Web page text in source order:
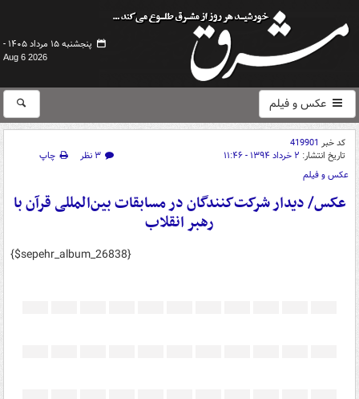
پنجشنبه ۱۵ مرداد ۱۴۰۵ -
Aug 6 2026
عکس و فیلم
کد خبر 419901
تاریخ انتشار: ۲ خرداد ۱۳۹۴ - ۱۱:۴۶ ۳ نظر
چاپ
عکس و فیلم
عکس/ دیدار شرکت‌کنندگان در مسابقات بین‌المللی قرآن با
رهبر انقلاب
{$sepehr_album_26838}